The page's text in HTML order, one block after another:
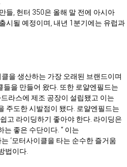
들, 헌터 350은 올해 말 전에 아시아
시될 예정이며, 내년 1분기에는 유럽과
을 생산하는 가장 오래된 브랜드이며
을 만들어 왔다. 또한 로얄엔필드는
라스에 제조 공장이 설립됐고 이는
주도한 시발점이 됐다. 로얄엔필드는
고 라이딩하기 좋아야 한다. 라이딩은
좋은 수단이다. “ 이는
‘모터사이클을 타는 순수한 즐거움
법이다.